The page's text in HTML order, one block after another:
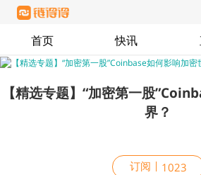
首页 快讯
【精选专题】“加密第一股
界？
订阅 1023